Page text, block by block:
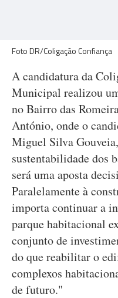
Foto DR/Coligação Confiança
A candidatura da
Municipal realizou
no Bairro das
António, onde o
Miguel Silva
sustentabilidade dos
será uma aposta
Paralelamente à
importa continuar a
parque habitacional
conjunto de
do que reabilitar o
complexos
de futuro."